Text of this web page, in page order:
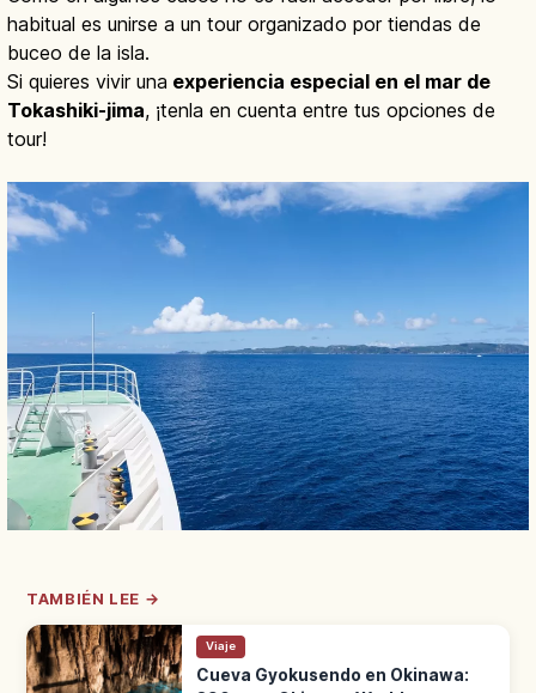
habitual es unirse a un tour organizado por tiendas de
buceo de la isla.
Si quieres vivir una experiencia especial en el mar de
Tokashiki-jima, ¡tenla en cuenta entre tus opciones de
tour!
TAMBIÉN LEE →
Viaje
Cueva Gyokusendo en Okinawa: